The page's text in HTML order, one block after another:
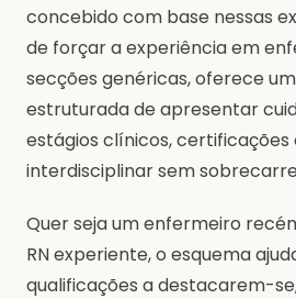
concebido com base nessas
de forçar a experiência em
secções genéricas, oferece
estruturada de apresentar
estágios clínicos,
interdisciplinar sem
Quer seja um enfermeiro
RN experiente, o esquema
qualificações a destacarem-